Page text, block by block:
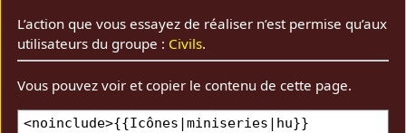
L’action que vous essayez de réaliser n’est permise qu’aux
utilisateurs du groupe : Civils.
Vous pouvez voir et copier le contenu de cette page.